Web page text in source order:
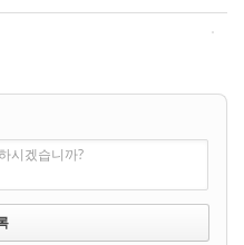
시겠습니까?